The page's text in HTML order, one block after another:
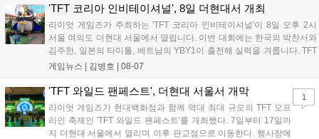
은 전년 대비 매출과 이용자 지표가 대폭 상승하는 성과를 냈습니
FWC 그랜드 파이널이 개최될 예정이며, 위메이드커넥트는 이를
통해 커뮤니티 중심의 장기 성장 모델을 지속할 방침입니다....
'TFT 코리아 인비테이셔널', 8일 더현대서 개최
라이엇 게임즈가 주최하는 'TFT 코리아 인비테이셔널'이 8일 오후 2시
서울 여의도 더현대 서울에서 열립니다. 이번 대회에는 한국의 박찬서와
김주한, 일본의 타이틀, 베트남의 YBY1이 출전해 실력을 겨룹니다. TFT
는 소속팀 없이 개인 자격으로 참가하는 독특한 대회 구조를 가지며, 누
17일까지 이어지는 이번 행사는 신규 세트 체험과 공연 등 다양한 즐길
거리를 제공하며, 이후 현대백화점 판교점에서도 행사가 이어질 예정입
니다. 연말에는 라스베이거스 오픈이 개최됩니다....
게임뉴스 | 김병호 | 08-07
'TFT 와일드 팬페스트', 더현대 서울서 개막
라이엇 게임즈가 현대백화점과 함께 역대 최대 규모의 TFT 오프
라인 축제인 'TFT 와일드 팬페스트'를 개최했다. 7일부터 17일까
지 더현대 서울에서 열리며 이후 판교점으로 이동한다. 행사장에
1